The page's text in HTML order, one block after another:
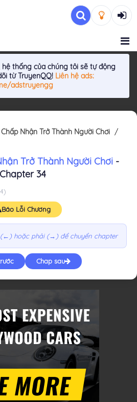
thống của chúng tôi sẽ tự động
từ TruyenQQ! Liên hệ ads:
adstruyengg
Nhận Trở Thành Người Chơi
Trở Thành Người Chơi-
Chapter 34
Báo Lỗi Chương
(←) hoặc phải (→) để chuyển chapter
Chap sau